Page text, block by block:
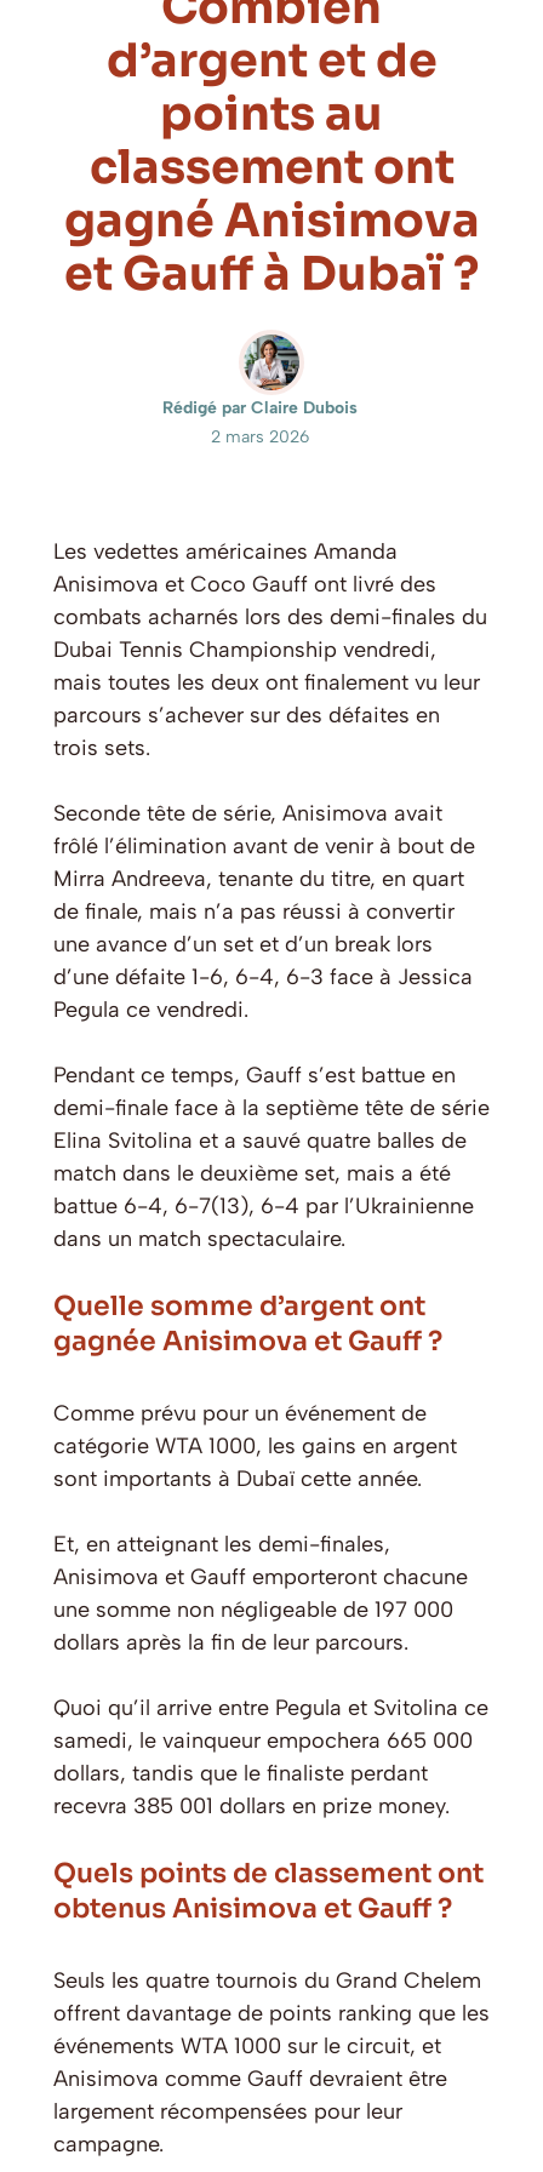
d’argent et de
points au
classement ont
gagné Anisimova
et Gauff à Dubaï ?
Rédigé par Claire Dubois
2 mars 2026
Les vedettes américaines Amanda
Anisimova et Coco Gauff ont livré des
combats acharnés lors des demi-finales du
Dubai Tennis Championship vendredi,
mais toutes les deux ont finalement vu leur
parcours s’achever sur des défaites en
trois sets.
Seconde tête de série, Anisimova avait
frôlé l’élimination avant de venir à bout de
Mirra Andreeva, tenante du titre, en quart
de finale, mais n’a pas réussi à convertir
une avance d’un set et d’un break lors
d’une défaite 1-6, 6-4, 6-3 face à Jessica
Pegula ce vendredi.
Pendant ce temps, Gauff s’est battue en
demi-finale face à la septième tête de série
Elina Svitolina et a sauvé quatre balles de
match dans le deuxième set, mais a été
battue 6-4, 6-7(13), 6-4 par l’Ukrainienne
dans un match spectaculaire.
Quelle somme d’argent ont
gagnée Anisimova et Gauff ?
Comme prévu pour un événement de
catégorie WTA 1000, les gains en argent
sont importants à Dubaï cette année.
Et, en atteignant les demi-finales,
Anisimova et Gauff emporteront chacune
une somme non négligeable de 197 000
dollars après la fin de leur parcours.
Quoi qu’il arrive entre Pegula et Svitolina ce
samedi, le vainqueur empochera 665 000
dollars, tandis que le finaliste perdant
recevra 385 001 dollars en prize money.
Quels points de classement ont
obtenus Anisimova et Gauff ?
Seuls les quatre tournois du Grand Chelem
offrent davantage de points ranking que les
événements WTA 1000 sur le circuit, et
Anisimova comme Gauff devraient être
largement récompensées pour leur
campagne.